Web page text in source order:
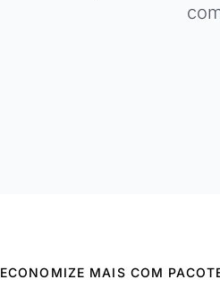
ECONOMIZE MAIS COM